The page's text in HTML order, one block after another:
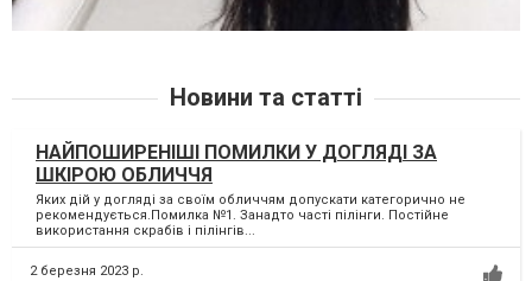
Новини та статті
НАЙПОШИРЕНІШІ ПОМИЛКИ У ДОГЛЯДІ ЗА
ШКІРОЮ ОБЛИЧЧЯ
Яких дій у догляді за своїм обличчям допускати категорично не
рекомендується.Помилка №1. Занадто часті пілінги. Постійне
використання скрабів і пілінгів...
2 березня 2023 р.